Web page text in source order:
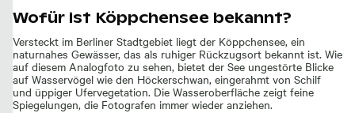
Wofür ist Köppchensee bekannt?
Versteckt im Berliner Stadtgebiet liegt der Köppchensee, ein
naturnahes Gewässer, das als ruhiger Rückzugsort bekannt ist. Wie
auf diesem Analogfoto zu sehen, bietet der See ungestörte Blicke
auf Wasservögel wie den Höckerschwan, eingerahmt von Schilf
und üppiger Ufervegetation. Die Wasseroberfläche zeigt feine
Spiegelungen, die Fotografen immer wieder anziehen.